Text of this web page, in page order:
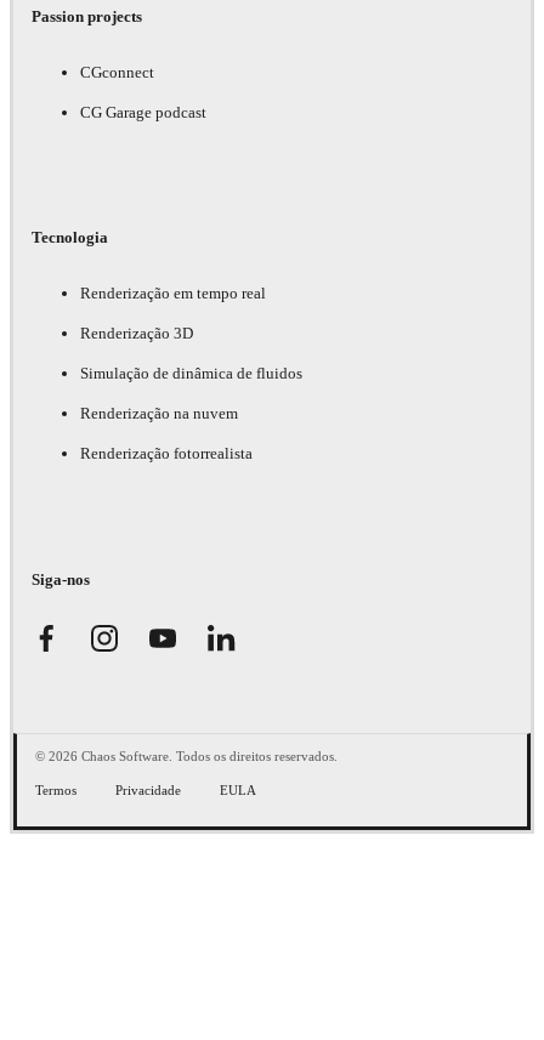
Passion projects
CGconnect
CG Garage podcast
Tecnologia
Renderização em tempo real
Renderização 3D
Simulação de dinâmica de fluidos
Renderização na nuvem
Renderização fotorrealista
Siga-nos
© 2026 Chaos Software. Todos os direitos reservados.
Termos Privacidade EULA